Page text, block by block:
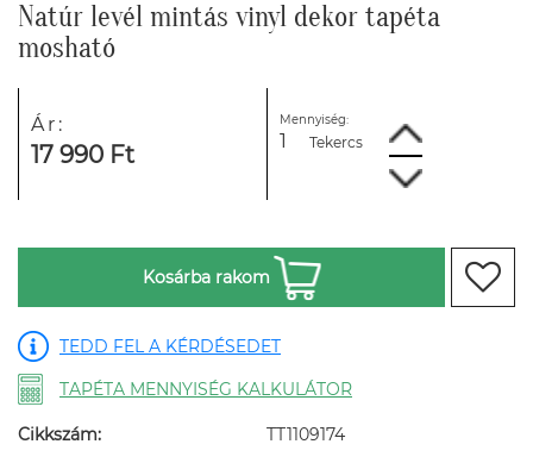
Natúr levél mintás vinyl dekor tapéta
mosható
Ár:
17 990 Ft
Mennyiség:
Tekercs
Kosárba rakom
TEDD FEL A KÉRDÉSEDET
TAPÉTA MENNYISÉG KALKULÁTOR
Cikkszám: TT1109174